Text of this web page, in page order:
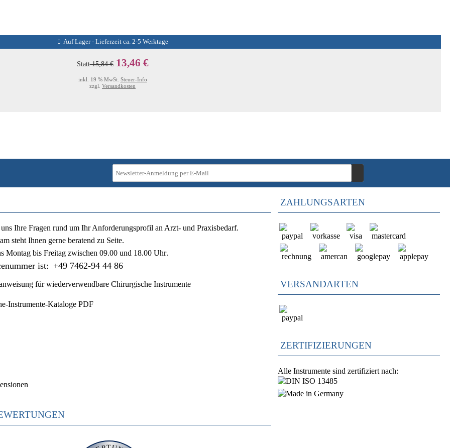
Auf Lager - Lieferzeit ca. 2-5 Werktage
Statt15,84 € 13,46 €
inkl. 19 % MwSt. Steuer-Info
zzgl. Versandkosten
Ihre Fragen rund um Ihr Anforderungsprofil an Arzt- und Praxisbedarf.
steht Ihnen gerne beratend zu Seite.
Montag bis Freitag zwischen 09.00 und 18.00 Uhr.
ist: +49 7462-94 44 86
für wiederverwendbare Chirurgische Instrumente
Instrumente-Kataloge PDF
ZAHLUNGSARTEN
VERSANDARTEN
ZERTIFIZIERUNGEN
Alle Instrumente sind zertifiziert nach: